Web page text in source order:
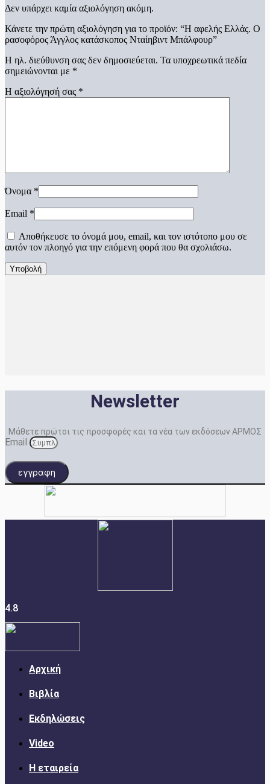
Δεν υπάρχει καμία αξιολόγηση ακόμη.
Κάνετε την πρώτη αξιολόγηση για το προϊόν: “Η αφελής Ελλάς. Ο
ρασοφόρος Άγγλος κατάσκοπος Νταίηβιντ Μπάλφουρ”
Η ηλ. διεύθυνση σας δεν δημοσιεύεται. Τα υποχρεωτικά πεδία
σημειώνονται με *
Η αξιολόγησή σας *
Όνομα *
Email *
Αποθήκευσε το όνομά μου, email, και τον ιστότοπο μου σε
αυτόν τον πλοηγό για την επόμενη φορά που θα σχολιάσω.
Newsletter
Μάθετε πρώτοι τις προσφορές και τα νέα των εκδόσεων ΑΡΜΟΣ
Email
εγγραφη
4.8
Αρχική
Βιβλία
Εκδηλώσεις
Video
Η εταιρεία